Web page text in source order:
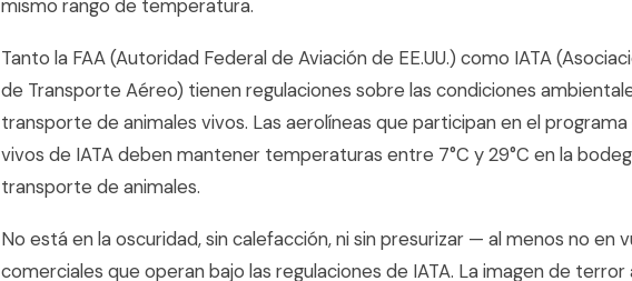
mismo rango de temperatura.
Tanto la FAA (Autoridad Federal de Aviación de EE.UU.) como IATA
de Transporte Aéreo) tienen regulaciones sobre las condiciones
transporte de animales vivos. Las aerolíneas que participan en el programa
vivos de IATA deben mantener temperaturas entre 7°C y 29°C en la
transporte de animales.
No está en la oscuridad, sin calefacción, ni sin presurizar — al menos no en
comerciales que operan bajo las regulaciones de IATA. La imagen de terror